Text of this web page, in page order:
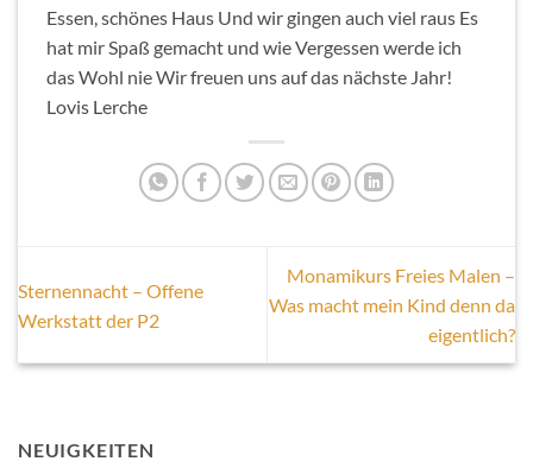
Essen, schönes Haus Und wir gingen auch viel raus Es
hat mir Spaß gemacht und wie Vergessen werde ich
das Wohl nie Wir freuen uns auf das nächste Jahr!
Lovis Lerche
Sternennacht – Offene
Werkstatt der P2
Monamikurs Freies Malen –
Was macht mein Kind denn da
eigentlich?
NEUIGKEITEN